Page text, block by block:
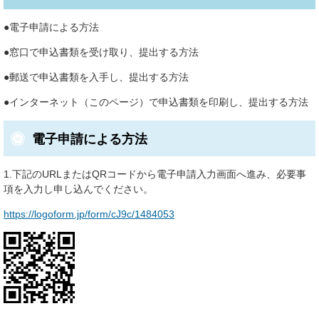
●電子申請による方法
●窓口で申込書類を受け取り、提出する方法
●郵送で申込書類を入手し、提出する方法
●インターネット（このページ）で申込書類を印刷し、提出する方法
電子申請による方法
1.下記のURLまたはQRコードから電子申請入力画面へ進み、必要事
項を入力し申し込んでください。
https://logoform.jp/form/cJ9c/1484053